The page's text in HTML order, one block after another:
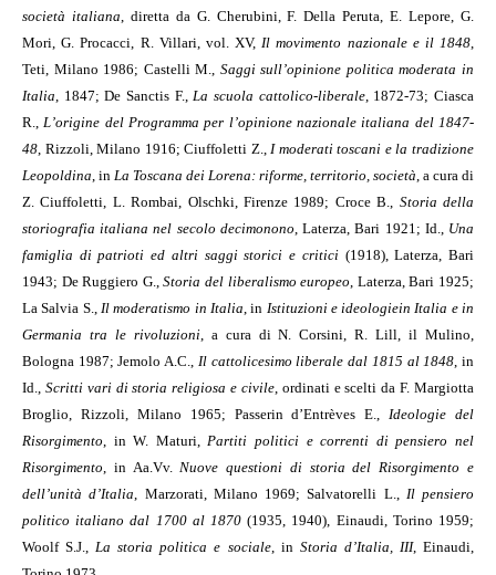
società italiana, diretta da G. Cherubini, F. Della Peruta, E. Lepore, G.
Mori, G. Procacci, R. Villari, vol. XV,Il movimento nazionale e il 1848,
Teti, Milano 1986; Castelli M., Saggi sull’opinione politica moderata in
Italia, 1847; De Sanctis F.,La scuola cattolico-liberale, 1872-73; Ciasca
R.,L’origine del Programma per l’opinione nazionale italiana del 1847-
48, Rizzoli, Milano 1916; Ciuffoletti Z.,I moderati toscani e la tradizione
Leopoldina, in La Toscana dei Lorena: riforme, territorio, società, a cura di
Z. Ciuffoletti, L. Rombai, Olschki, Firenze 1989; Croce B., Storia della
storiografia italiana nel secolo decimonono, Laterza, Bari 1921; Id., Una
famiglia di patrioti ed altri saggi storici e critici(1918), Laterza, Bari
1943; De Ruggiero G.,Storia del liberalismo europeo, Laterza, Bari 1925;
La Salvia S., Il moderatismo in Italia, in Istituzioni e ideologiein Italia e in
Germania tra le rivoluzioni, a cura di N. Corsini, R. Lill, il Mulino,
Bologna 1987; Jemolo A.C., Il cattolicesimo liberale dal 1815 al 1848, in
Id., Scritti vari di storia religiosa e civile, ordinati e scelti da F. Margiotta
Broglio, Rizzoli, Milano 1965; Passerin d’Entrèves E.,Ideologie del
Risorgimento, in W. Maturi,Partiti politici e correnti di pensiero nel
Risorgimento, in Aa.Vv.Nuove questioni di storia del Risorgimento e
dell’unità d’Italia, Marzorati, Milano 1969; Salvatorelli L., Il pensiero
politico italiano dal 1700 al 1870 (1935, 1940), Einaudi, Torino 1959;
Woolf S.J.,La storia politica e sociale, in Storia d’Italia, III, Einaudi,